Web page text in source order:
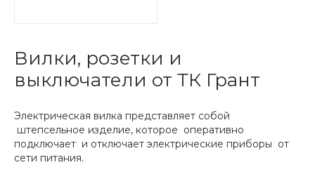
Вилки, розетки и
выключатели от ТК Грант
Электрическая вилка представляет собой
штепсельное изделие, которое оперативно
подключает и отключает электрические приборы от
сети питания.